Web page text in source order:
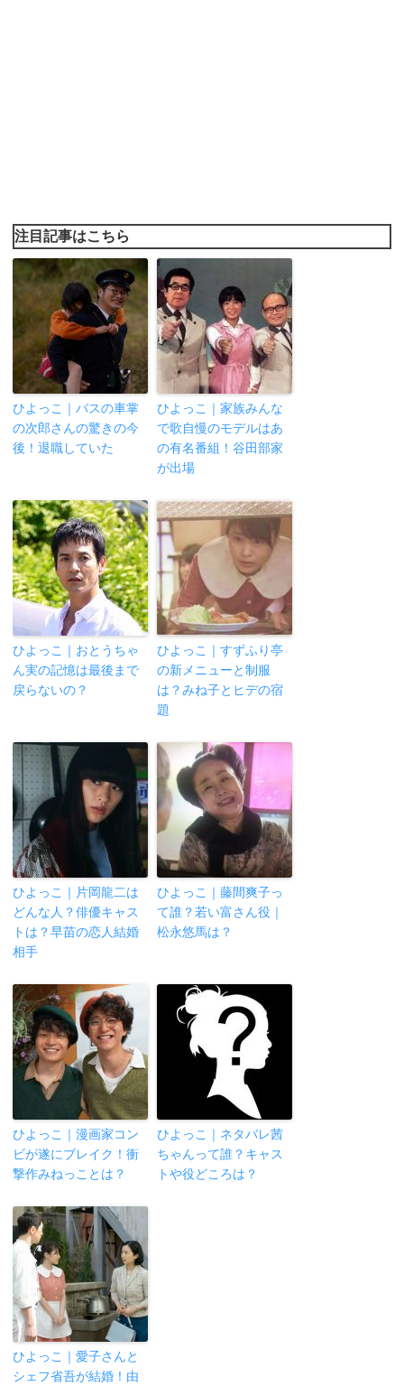
注目記事はこちら
ひよっこ｜バスの車掌
の次郎さんの驚きの今
後！退職していた
ひよっこ｜家族みんな
で歌自慢のモデルはあ
の有名番組！谷田部家
が出場
ひよっこ｜おとうちゃ
ん実の記憶は最後まで
戻らないの？
ひよっこ｜すずふり亭
の新メニューと制服
は？みね子とヒデの宿
題
ひよっこ｜片岡龍二は
どんな人？俳優キャス
トは？早苗の恋人結婚
相手
ひよっこ｜藤間爽子っ
て誰？若い富さん役｜
松永悠馬は？
ひよっこ｜漫画家コン
ビが遂にブレイク！衝
撃作みねっことは？
ひよっこ｜ネタバレ茜
ちゃんって誰？キャス
トや役どころは？
ひよっこ｜愛子さんと
シェフ省吾が結婚！由